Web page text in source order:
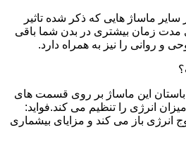
سایر ماساژ هایی که ذکر شده تاثیر
مدت زمان بیشتری در بدن شما باقی
و روانی را نیز به همراه دارد.
این ماساژ بر روی قسمت های
انرژی را تنظیم می کند.فواید:
انرژی باز می کند و مزایای بیشماری